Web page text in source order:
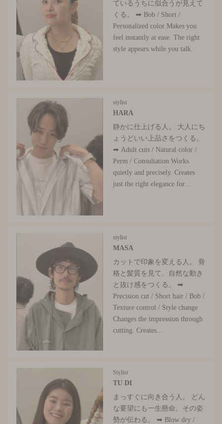
ているうちに似合うが見えて
くる。 ➡ Bob / Short /
Personalized color Makes you
feel instantly at ease. The right
style appears while you talk.
stylist
HARA
静かに仕上げる人。 大人にち
ょうどいい上品さをつくる。
➡ Adult cuts / Natural color /
Perm / Consultation Works
quietly and precisely. Creates
just the right elegance for...
stylist
MASA
カットで印象を変える人。 骨
格と髪質を見て、自然な動き
と抜け感をつくる。 ➡
Precision cut / Short hair / Bob /
Texture control / Style change
Changes the impression through
cutting. Creates...
Stylist
TU DI
まっすぐに向き合う人。 どん
な要望にも一生懸命。その姿
勢が伝わる。 ➡ Blow dry /